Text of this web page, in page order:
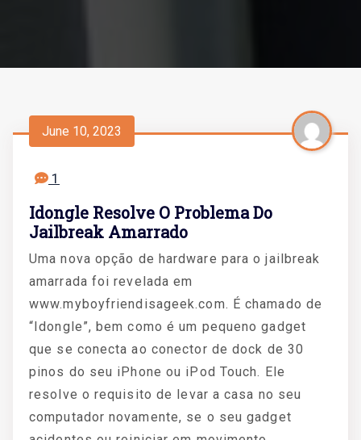
June 10, 2023
1
Idongle Resolve O Problema Do
Jailbreak Amarrado
Uma nova opção de hardware para o jailbreak
amarrada foi revelada em
www.myboyfriendisageek.com. É chamado de
“Idongle”, bem como é um pequeno gadget
que se conecta ao conector de dock de 30
pinos do seu iPhone ou iPod Touch. Ele
resolve o requisito de levar a casa no seu
computador novamente, se o seu gadget